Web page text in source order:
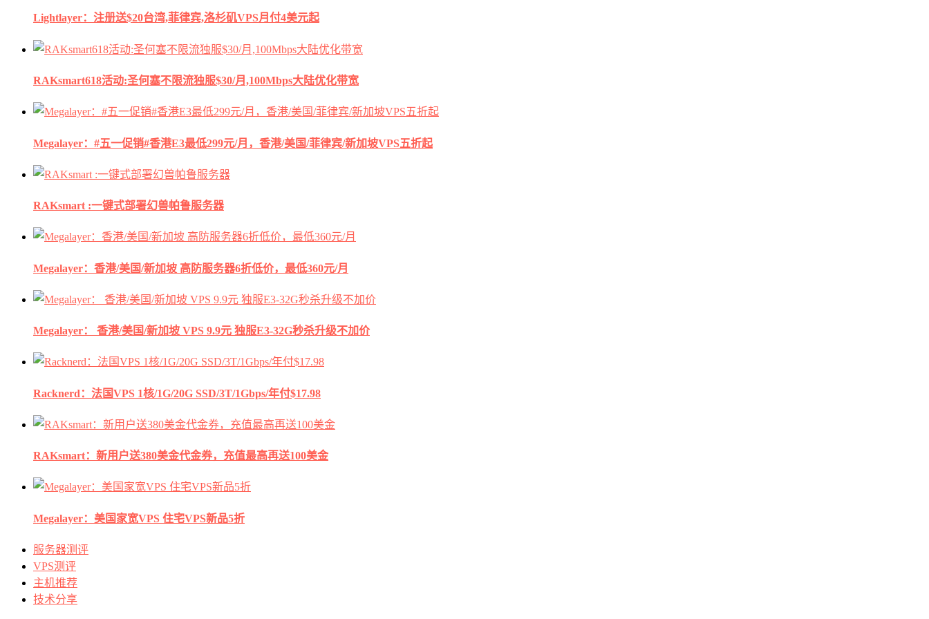
Lightlayer：注册送$20台湾,菲律宾,洛杉矶VPS月付4美元起
RAKsmart618活动:圣何塞不限流独服$30/月,100Mbps大陆优化带宽
Megalayer：#五一促销#香港E3最低299元/月，香港/美国/菲律宾/新加坡VPS五折起
RAKsmart :一键式部署幻兽帕鲁服务器
Megalayer：香港/美国/新加坡 高防服务器6折低价，最低360元/月
Megalayer： 香港/美国/新加坡 VPS 9.9元 独服E3-32G秒杀升级不加价
Racknerd：法国VPS 1核/1G/20G SSD/3T/1Gbps/年付$17.98
RAKsmart：新用户送380美金代金券，充值最高再送100美金
Megalayer：美国家宽VPS 住宅VPS新品5折
服务器测评
VPS测评
主机推荐
技术分享